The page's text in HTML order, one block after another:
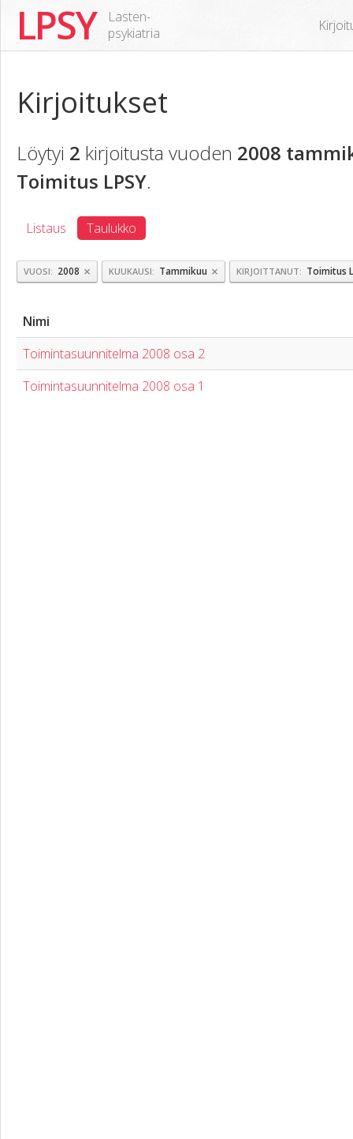
LPSY
Lasten-
psykiatria
Kirjoitukset
Löytyi 2 kirjoitusta vuoden 2008
Toimitus LPSY.
Listaus Taulukko
VUOSI 2008 × KUUKAUSI Tammikuu × KIRJOITTANUT Toimitus
Nimi
Toimintasuunnitelma 2008 osa 2
Toimintasuunnitelma 2008 osa 1